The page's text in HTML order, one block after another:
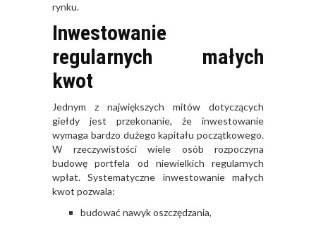
rynku.
Inwestowanie
regularnych małych
kwot
Jednym z największych mitów dotyczących
giełdy jest przekonanie, że inwestowanie
wymaga bardzo dużego kapitału początkowego.
W rzeczywistości wiele osób rozpoczyna
budowę portfela od niewielkich regularnych
wpłat. Systematyczne inwestowanie małych
kwot pozwala:
budować nawyk oszczędzania,